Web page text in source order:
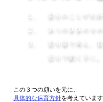
１． 自分のことが大好
２． ありのままのその
３． 自分事で考え、自
自分で動く子に。
この３つの願いを元に、
具体的な保育方針を考えています